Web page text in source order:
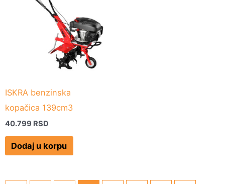
ISKRA benzinska
kopačica 139cm3
40.799 RSD
Dodaj u korpu